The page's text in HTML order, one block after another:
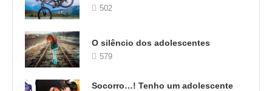
502
O silêncio dos adolescentes
579
Socorro…! Tenho um adolescente